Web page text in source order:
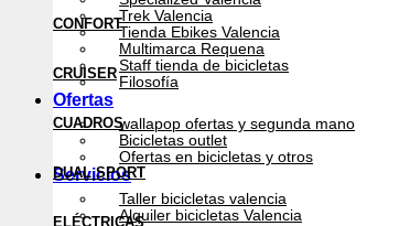
Trek Valencia
Tienda Ebikes Valencia
Multimarca Requena
Staff tienda de bicicletas
Filosofía
Ofertas
wallapop ofertas y segunda mano
Bicicletas outlet
Ofertas en bicicletas y otros
Servicios
Taller bicicletas valencia
Alquiler bicicletas Valencia
CONFORT
CRUISER
CUADROS
DUAL SPORT
ELÉCTRICAS